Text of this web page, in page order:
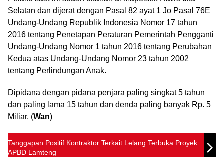
Selatan dan dijerat dengan Pasal 82 ayat 1 Jo Pasal 76E
Undang-Undang Republik Indonesia Nomor 17 tahun
2016 tentang Penetapan Peraturan Pemerintah Pengganti
Undang-Undang Nomor 1 tahun 2016 tentang Perubahan
Kedua atas Undang-Undang Nomor 23 tahun 2002
tentang Perlindungan Anak.
Dipidana dengan pidana penjara paling singkat 5 tahun
dan paling lama 15 tahun dan denda paling banyak Rp. 5
Miliar. (Wan)
Tanggapan Positif Kontraktor Terkait Lelang Terbuka Proyek
APBD Lamteng